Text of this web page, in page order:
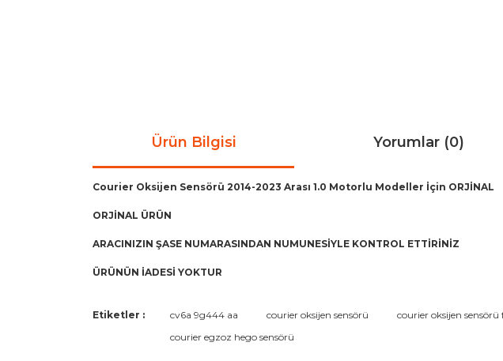
Ürün Bilgisi Yorumlar (0)
Courier Oksijen Sensörü 2014-2023 Arası 1.0 Motorlu Modeller İçin ORJİNAL
ORJİNAL ÜRÜN
ARACINIZIN ŞASE NUMARASINDAN NUMUNESİYLE KONTROL ETTİRİNİZ
ÜRÜNÜN İADESİ YOKTUR
Bu ürünün fiyat bilgisi, resim, ürün açıklamalarında ve diğer konularda
Etiketler : cv6a 9g444 aa courier oksijen sensörü courier oksijen sensörü
courier egzoz hego sensörü